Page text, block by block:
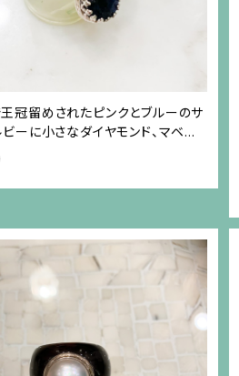
冠留めされたピンクとブルーのサ
ビーに小さなダイヤモンド、マベパ
ーリング